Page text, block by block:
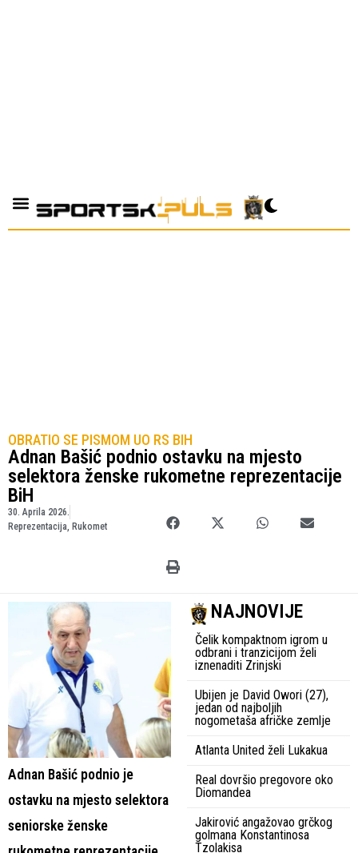
OBRATIO SE PISMOM UO RS BIH
Adnan Bašić podnio ostavku na mjesto
selektora ženske rukometne reprezentacije
BiH
30. Aprila 2026.
Reprezentacija Rukomet
Adnan Bašić podnio je
ostavku na mjesto selektora
seniorske ženske
NAJNOVIJE
Čelik kompaktnom igrom u
odbrani i tranzicijom želi
iznenaditi Zrinjski
Ubijen je David Owori (27),
jedan od najboljih
nogometaša afričke zemlje
Atlanta United želi Lukakua
Real dovršio pregovore oko
Diomandea
Jakirović angažovao grčkog
golmana Konstantinosa
Tzolakisa